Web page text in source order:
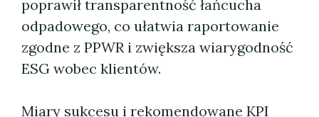
poprawił transparentność łańcucha
odpadowego, co ułatwia raportowanie
zgodne z PPWR i zwiększa wiarygodność
ESG wobec klientów.
Miary sukcesu i rekomendowane KPI